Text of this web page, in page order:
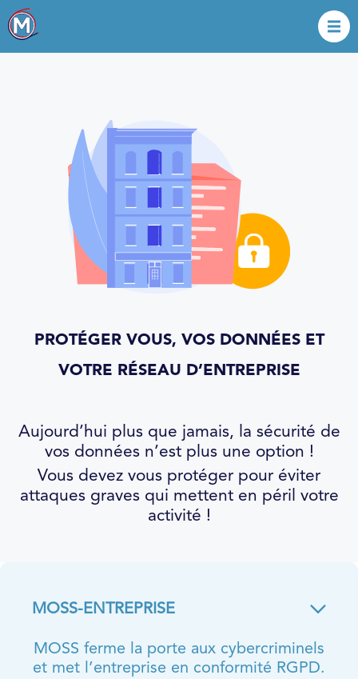
PROTÉGER VOUS, VOS DONNÉES ET
VOTRE RÉSEAU D’ENTREPRISE
Aujourd’hui plus que jamais, la sécurité de
vos données n’est plus une option !
Vous devez vous protéger pour éviter
attaques graves qui mettent en péril votre
activité !
MOSS-ENTREPRISE
MOSS ferme la porte aux cybercriminels
et met l’entreprise en conformité RGPD.